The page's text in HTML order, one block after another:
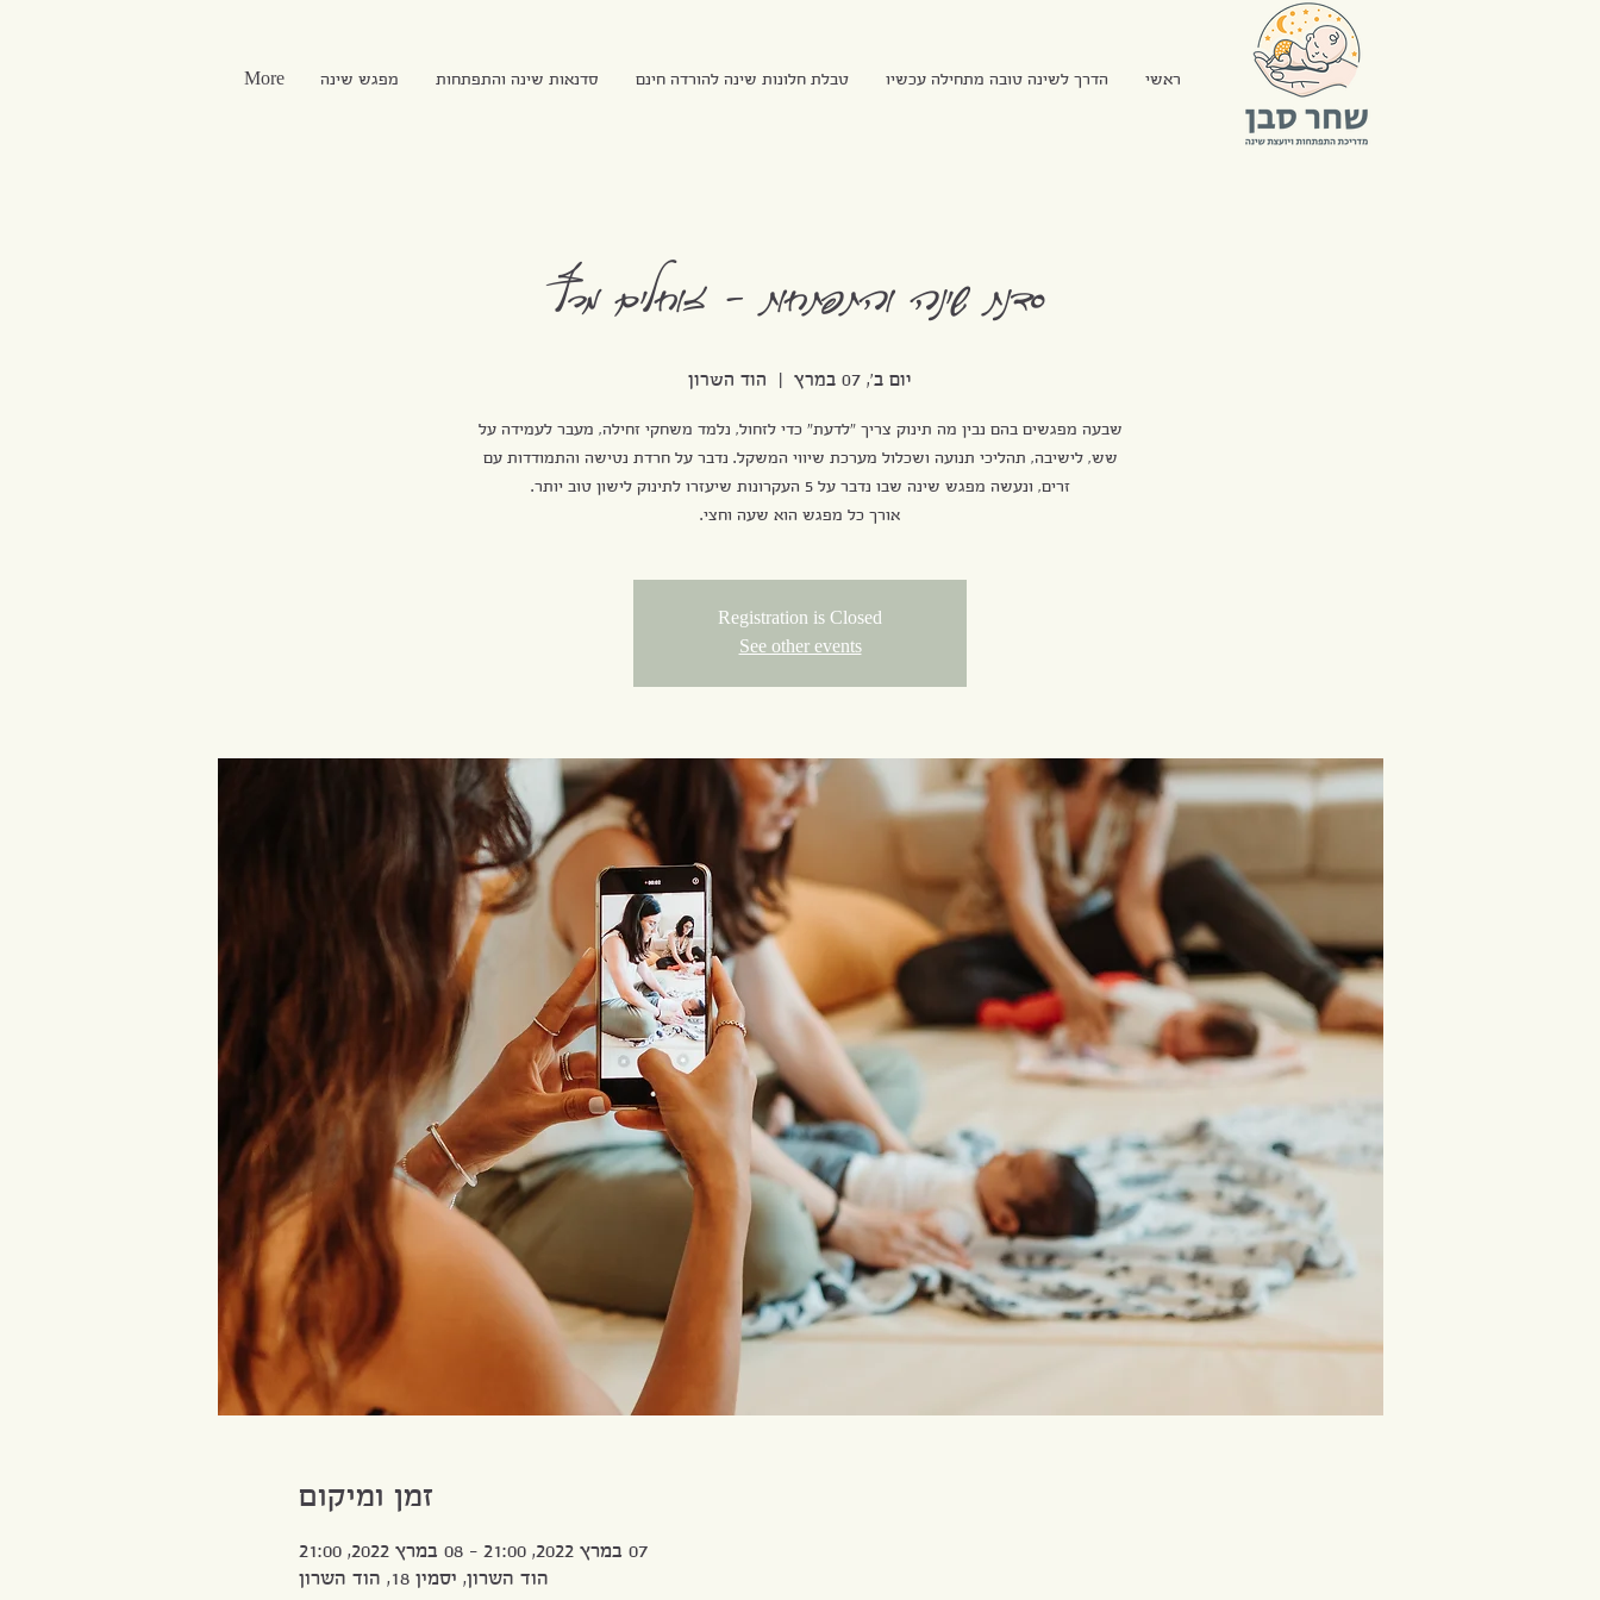
ראשי הדרך לשינה טובה מתחילה עכשיו טבלת חלונות שינה להורדה חינם סדנאות שינה והתפתחות מפגש שינה More
סדנת שינה והתפתחות - זוחלים מרץ
יום ב׳, 07 במרץ הוד השרון
שבעה מפגשים בהם נבין מה תינוק צריך "לדעת" כדי לזחול, נלמד משחקי זחילה, מעבר לעמידה על
שש, לישיבה, תהליכי תנועה ושכלול מערכת שיווי המשקל. נדבר על חרדת נטישה והתמודדות עם
אורך כל מפגש הוא שעה וחצי.
Registration is Closed
See other events
זמן ומיקום
07 במרץ 2022, 21:00 – 08 במרץ 2022, 21:00
הוד השרון, יסמין 18, הוד השרון